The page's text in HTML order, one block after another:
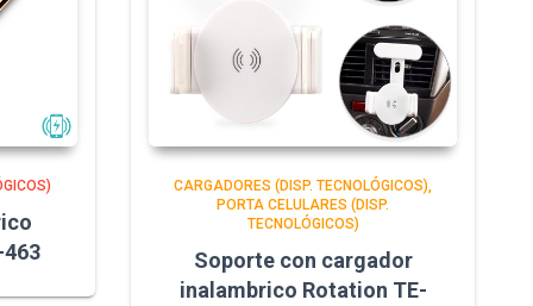
CARGADORES (DISP. TECNOLÓGICOS)
PORTA CELULARES (DISP.
TECNOLÓGICOS)
Soporte con cargador
inalambrico Rotation TE-